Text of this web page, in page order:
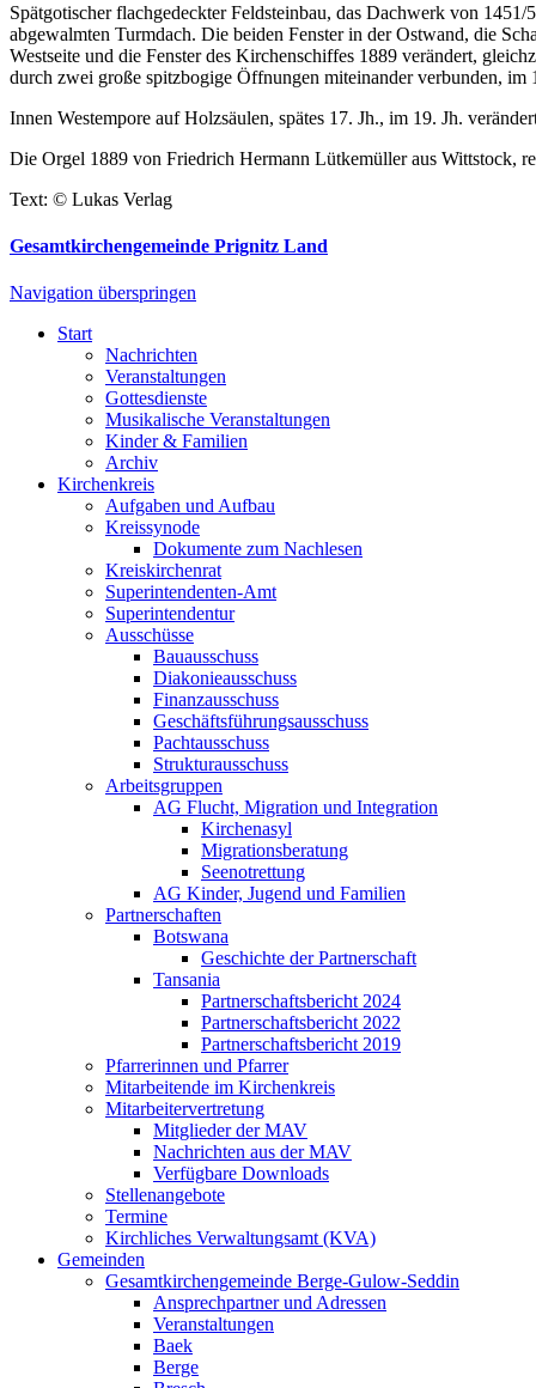
Spätgotischer flachgedeckter Feldsteinbau, das Dachwerk von
abgewalmten Turmdach. Die beiden Fenster in der Ostwand, die
Westseite und die Fenster des Kirchenschiffes 1889 verändert,
durch zwei große spitzbogige Öffnungen miteinander verbunden, im
Innen Westempore auf Holzsäulen, spätes 17. Jh., im 19. Jh.
Die Orgel 1889 von Friedrich Hermann Lütkemüller aus Wittstock,
Text: © Lukas Verlag
Gesamtkirchengemeinde Prignitz Land
Navigation überspringen
Start
Nachrichten
Veranstaltungen
Gottesdienste
Musikalische Veranstaltungen
Kinder & Familien
Archiv
Kirchenkreis
Aufgaben und Aufbau
Kreissynode
Dokumente zum Nachlesen
Kreiskirchenrat
Superintendenten-Amt
Superintendentur
Ausschüsse
Bauausschuss
Diakonieausschuss
Finanzausschuss
Geschäftsführungsausschuss
Pachtausschuss
Strukturausschuss
Arbeitsgruppen
AG Flucht, Migration und Integration
Kirchenasyl
Migrationsberatung
Seenotrettung
AG Kinder, Jugend und Familien
Partnerschaften
Botswana
Geschichte der Partnerschaft
Tansania
Partnerschaftsbericht 2024
Partnerschaftsbericht 2022
Partnerschaftsbericht 2019
Pfarrerinnen und Pfarrer
Mitarbeitende im Kirchenkreis
Mitarbeitervertretung
Mitglieder der MAV
Nachrichten aus der MAV
Verfügbare Downloads
Stellenangebote
Termine
Kirchliches Verwaltungsamt (KVA)
Gemeinden
Gesamtkirchengemeinde Berge-Gulow-Seddin
Ansprechpartner und Adressen
Veranstaltungen
Baek
Berge